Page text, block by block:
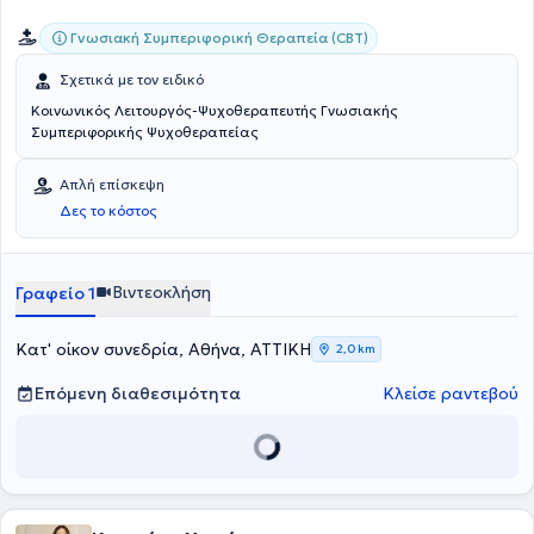
Γνωσιακή Συμπεριφορική Θεραπεία (CBT)
Σχετικά με τον ειδικό
Κοινωνικός Λειτουργός-Ψυχοθεραπευτής Γνωσιακής
Συμπεριφορικής Ψυχοθεραπείας
Απλή επίσκεψη
Δες το κόστος
Γραφείο 1 Βιντεοκλήση
Κατ' οίκον συνεδρία, Αθήνα, ΑΤΤΙΚΗ 2,0 km
Επόμενη διαθεσιμότητα Κλείσε ραντεβού